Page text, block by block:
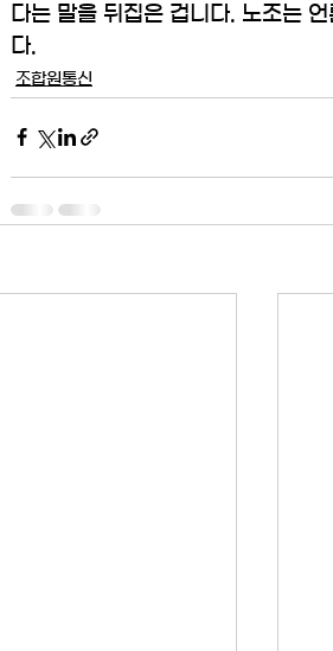
다는 말을 뒤집은 겁니다. 노조는
다.
조합원통신